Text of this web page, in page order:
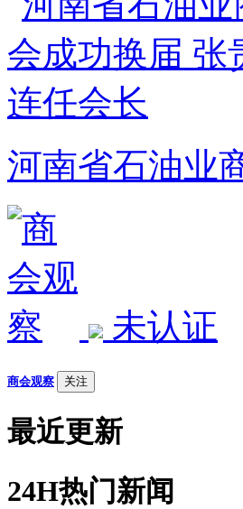
河南省石油业
未认证
商会观察 关注
最近更新
24H热门新闻